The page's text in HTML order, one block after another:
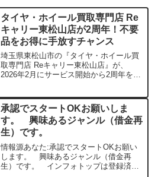
タイヤ・ホイール買取専門店 Re
キャリー東松山店が2周年！不要
品をお得に手放すチャンス
埼玉県東松山市の『タイヤ・ホイール買
取専門店 Reキャリー東松山店』が、
2026年2月にサービス開始から2周年を迎
けでなく熊谷や川越からも多くの利用者
が訪れています。
承認でスタートOKお願いしま
す。 興味あるジャンル（借金再
生）です。
情報源あなた:承認でスタートOKお願い
します。 興味あるジャンル（借金再
生）です。 インフォトップは登録済み